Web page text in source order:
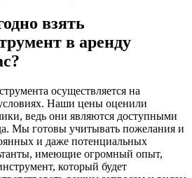
взять
в аренду
осуществляется на
Наши цены оценили
ведь они являются доступными
Мы готовы учитывать пожелания и
и даже потенциальных
имеющие огромный опыт,
который будет